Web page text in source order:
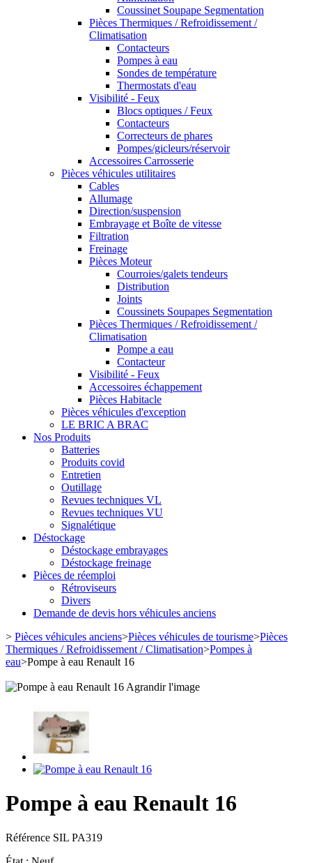
Coussinet Soupape Segmentation
Pièces Thermiques / Refroidissement /
Climatisation
Contacteurs
Pompes à eau
Sondes de température
Thermostats d'eau
Visibilité - Feux
Blocs optiques / Feux
Contacteurs
Correcteurs de phares
Pompes/gicleurs/réservoir
Accessoires Carrosserie
Pièces véhicules utilitaires
Cables
Allumage
Direction/suspension
Embrayage et Boîte de vitesse
Filtration
Freinage
Pièces Moteur
Courroies/galets tendeurs
Distribution
Joints
Coussinets Soupapes Segmentation
Pièces Thermiques / Refroidissement /
Climatisation
Pompe a eau
Contacteur
Visibilité - Feux
Accessoires échappement
Pièces Habitacle
Pièces véhicules d'exception
LE BRIC A BRAC
Nos Produits
Batteries
Produits covid
Entretien
Outillage
Revues techniques VL
Revues techniques VU
Signalétique
Déstockage
Déstockage embrayages
Déstockage freinage
Pièces de réemploi
Rétroviseurs
Divers
Demande de devis hors véhicules anciens
> Pièces véhicules anciens>Pièces véhicules de tourisme>Pièces
Thermiques / Refroidissement / Climatisation>Pompes à
eau>Pompe à eau Renault 16
Agrandir l'image
Pompe à eau Renault 16
Référence SIL PA319